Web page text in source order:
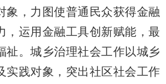
象，力图使普通民众获得金融
，运用金融工具创新赋能，最
祉。城乡治理社会工作以城乡
实践对象，突出社区社会工作